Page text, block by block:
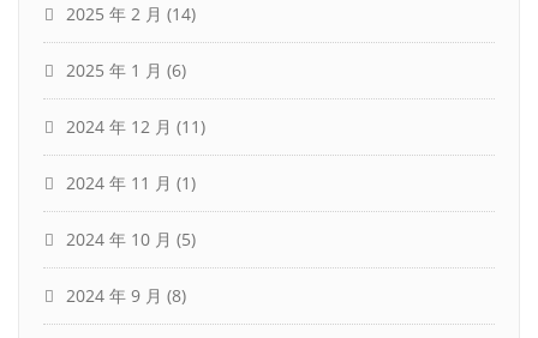
2025 年 2 月 (14)
2025 年 1 月 (6)
2024 年 12 月 (11)
2024 年 11 月 (1)
2024 年 10 月 (5)
2024 年 9 月 (8)